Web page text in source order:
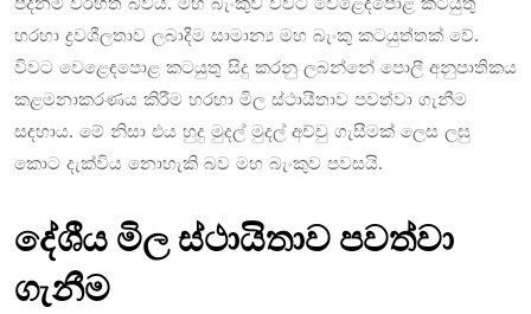
හරහා ද්‍රවශීලතාව ලබාදීම සාමාන්‍ය මහ බැංකු කටයුත්තක් වේ.
විවට වෙළෙඳපොළ කටයුතු සිදු කරනු ලබන්නේ පොලී අනුපාතිකය
කළමනාකරණය කිරීම හරහා මිල ස්ථායීතාව පවත්වා ගැනීම
සඳහාය. මේ නිසා එය හුදු මුදල් මුදල් අච්චු ගැසීමක් ලෙස ලඝු
කොට දැක්විය නොහැකි බව මහ බැංකුව පවසයි.
දේශීය මිල ස්ථායිතාව පවත්වා
ගැනීම